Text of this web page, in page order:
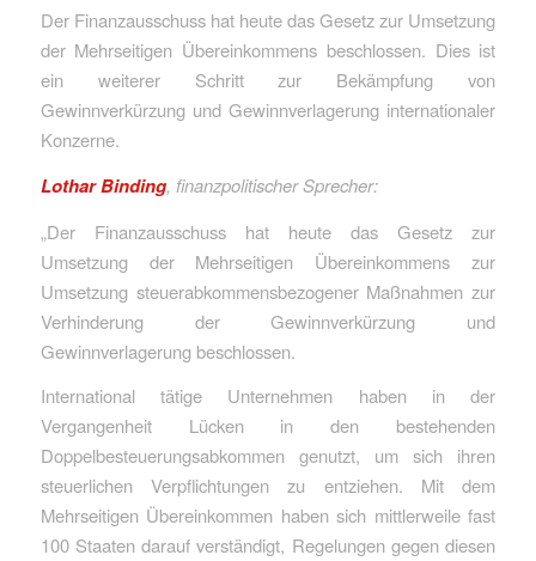
Der Finanzausschuss hat heute das Gesetz zur Umsetzung
der Mehrseitigen Übereinkommens beschlossen. Dies ist
ein weiterer Schritt zur Bekämpfung von
Gewinnverkürzung und Gewinnverlagerung internationaler
Konzerne.
Lothar Binding, finanzpolitischer Sprecher:
„Der Finanzausschuss hat heute das Gesetz zur
Umsetzung der Mehrseitigen Übereinkommens zur
Umsetzung steuerabkommensbezogener Maßnahmen zur
Verhinderung der Gewinnverkürzung und
Gewinnverlagerung beschlossen.
International tätige Unternehmen haben in der
Vergangenheit Lücken in den bestehenden
Doppelbesteuerungsabkommen genutzt, um sich ihren
steuerlichen Verpflichtungen zu entziehen. Mit dem
Mehrseitigen Übereinkommen haben sich mittlerweile fast
100 Staaten darauf verständigt, Regelungen gegen diesen